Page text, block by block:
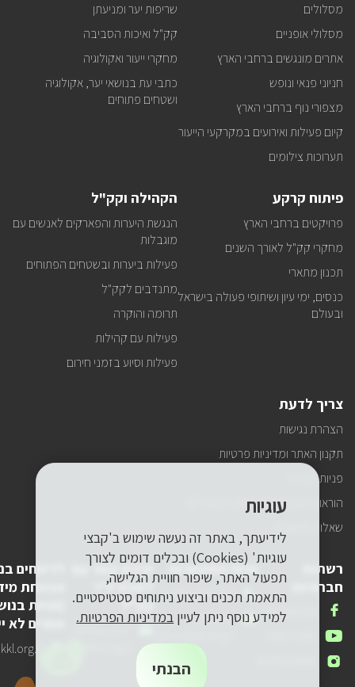
מסלולים
מסלולי אופניים
אתרים מונגשים ברחבי הארץ
חניוני פנאי ונופש
מצפורי נוף ברחבי הארץ
קיום פעילות ואירועים במקרקעי הייעור
תערוכות צילומים
שריפות יער ומניעתן
קק"ל ואיכות הסביבה
מחקרי ייעור ואקולוגיה
כתבי עת בנושאי יער, אקולוגיה
ושטחים פתוחים
פיתוח קרקע
פרויקטים ברחבי הארץ
מחקרי קק"ל לאורך השנים
תכנון מתארי
כנסים, ימי עיון ושיתופי פעולה בישראל
ובעולם
הקהילה וקק"ל
הנגשת היערות והפארקים לאנשים עם
מוגבלות
פעילות ביערות ובשטחים הפתוחים
מתנדבים לקק"ל
תרומה והוקרה
פעילות עם קהילות
פעילות וסיוע בזמני חירום
צריך לדעת
הצהרת נגישות
תקנון האתר ומדיניות פרטיות
פניות הציבור
הוראות התנהגות ובטיחות למטיילים
שאלות ותשובות
רשתות
חברתיות
FACEBOOK
אנחנו
בפייסבוק
אנחנו
ביוטיוב
אנחנו
פרטי התקשרות
טלפון1-800-250-250
דואר pneyot-
יצירת קשר עם
לשכת יו"ר
קק"ל
אלקטרוני
שלנו
לדיווחים
אבטחת
(פניות
אחרים לא
עוגיות
לידיעתך, באתר זה נעשה שימוש ב'קבצי
עוגיות' (Cookies) ובכלים דומים לצורך
תפעול האתר, שיפור חוויית הגלישה,
התאמת תכנים וביצוע ניתוחים סטטיסטיים.
למידע נוסף ניתן לעיין במדיניות הפרטיות.
הבנתי